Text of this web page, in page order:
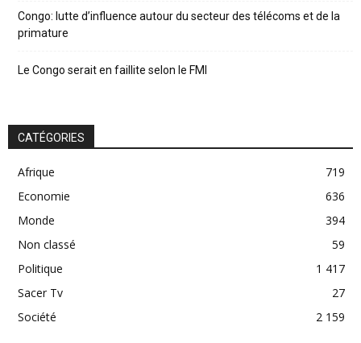
Congo: lutte d’influence autour du secteur des télécoms et de la
primature
Le Congo serait en faillite selon le FMI
CATÉGORIES
Afrique
719
Economie
636
Monde
394
Non classé
59
Politique
1 417
Sacer Tv
27
Société
2 159